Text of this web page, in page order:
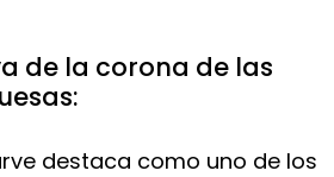
de la corona de las
destaca como uno de los